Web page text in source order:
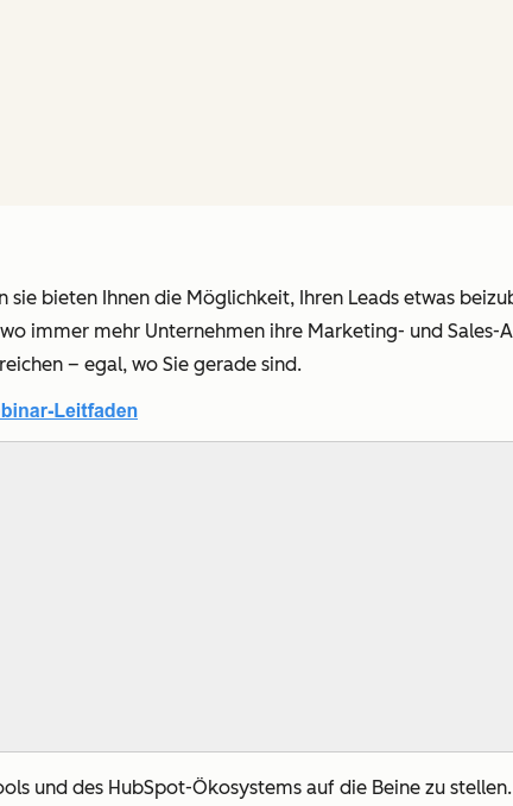
bieten Ihnen die Möglichkeit, Ihren Leads etwas
immer mehr Unternehmen ihre Marketing- und Sales-
– egal, wo Sie gerade sind.
und des HubSpot-Ökosystems auf die Beine zu stellen.